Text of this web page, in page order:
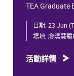
TEA Graduate
日期: 23 Jun
場地: 廖湯慧
活動詳情